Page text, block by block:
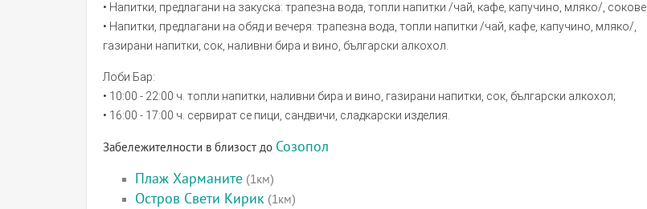
• Напитки, предлагани на закуска: трапезна вода, топли напитки /чай, кафе, капучино, мляко/, сокове.
• Напитки, предлагани на обяд и вечеря: трапезна вода, топли напитки /чай, кафе, капучино, мляко/,
газирани напитки, сок, наливни бира и вино, български алкохол.
Лоби Бар:
• 10:00 - 22:00 ч. топли напитки, наливни бира и вино, газирани напитки, сок, български алкохол;
• 16:00 - 17:00 ч. сервират се пици, сандвичи, сладкарски изделия.
Забележителности в близост до Созопол
Плаж Харманите (1км)
Остров Свети Кирик (1км)